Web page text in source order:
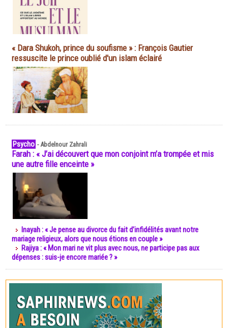
« Dara Shukoh, prince du soufisme » : François Gautier
ressuscite le prince oublié d'un islam éclairé
Psycho -Abdelnour Zahrali
Farah : « J’ai découvert que mon conjoint m’a trompée et mis
une autre fille enceinte »
Inayah : « Je pense au divorce du fait d’infidélités avant notre
mariage religieux, alors que nous étions en couple »
Rajiya : « Mon mari ne vit plus avec nous, ne participe pas aux
dépenses : suis-je encore mariée ? »